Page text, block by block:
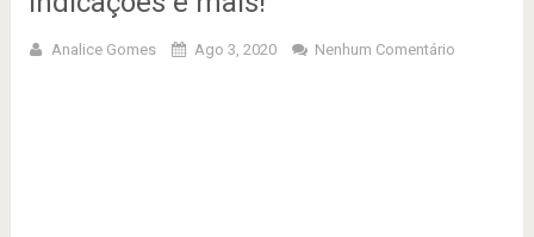
Analice Gomes Ago 3, 2020 Nenhum Comentário